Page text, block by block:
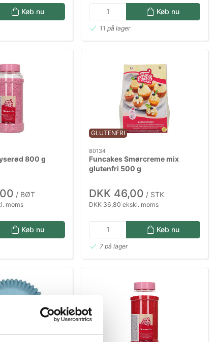
Køb nu Køb nu
11 på lager
800 g
/ BØT
moms
Køb nu
GLUTENFRI
80134
Funcakes Smørcreme mix
glutenfri 500 g
DKK 46,00 / STK
DKK 36,80 ekskl. moms
Køb nu
7 på lager